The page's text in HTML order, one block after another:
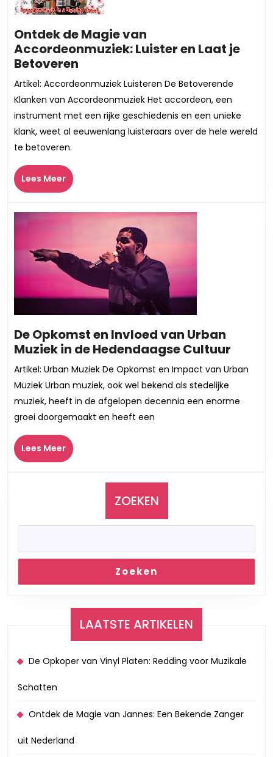
Ontdek de Magie van
Accordeonmuziek: Luister en Laat je
Betoveren
de
Magie
van
Accordeonmuziek:
Luister
Artikel: Accordeonmuziek Luisteren De Betoverende
Klanken van Accordeonmuziek Het accordeon, een
instrument met een rijke geschiedenis en een unieke
klank, weet al eeuwenlang luisteraars over de hele wereld
te betoveren.
Lees MeerLees
Meer
De Opkomst en Invloed van Urban
Muziek in de Hedendaagse Cultuur
en
van
Artikel: Urban Muziek De Opkomst en Impact van Urban
Muziek Urban muziek, ook wel bekend als stedelijke
muziek, heeft in de afgelopen decennia een enorme
groei doorgemaakt en heeft een
Lees MeerLees
Meer
ZOEKEN
Zoeken
LAATSTE ARTIKELEN
De Opkoper van Vinyl Platen: Redding voor Muzikale
Schatten
Ontdek de Magie van Jannes: Een Bekende Zanger
uit Nederland